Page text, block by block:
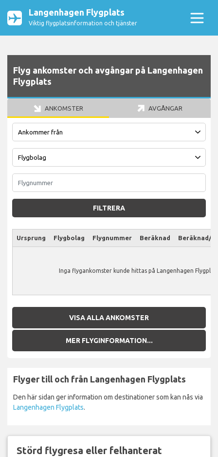
Langenhagen Flygplats
Viktig flygplatsinformation och tjänster
Flyg ankomster och avgångar på Langenhagen
Flygplats
ANKOMSTER AVGÅNGAR
FILTRERA
Ursprung Flygbolag Flygnummer Beräknad Beräknad/
Inga flygankomster kunde hittas på Langenhagen
VISA ALLA ANKOMSTER
MER FLYGINFORMATION...
Flyger till och från Langenhagen Flygplats
Den här sidan ger information om destinationer som kan nås via
Langenhagen Flygplats.
Störd flygresa eller felhanterat